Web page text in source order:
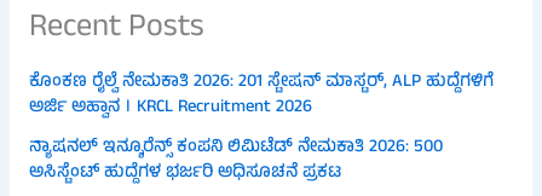
Recent Posts
ಕೊಂಕಣ ರೈಲ್ವೆ ನೇಮಕಾತಿ 2026: 201 ಸ್ಟೇಷನ್ ಮಾಸ್ಟರ್, ALP ಹುದ್ದೆಗಳಿಗೆ
ಅರ್ಜಿ ಅಹ್ವಾನ । KRCL Recruitment 2026
ನ್ಯಾಷನಲ್ ಇನ್ಶೂರೆನ್ಸ್ ಕಂಪನಿ ಲಿಮಿಟೆಡ್ ನೇಮಕಾತಿ 2026: 500
ಅಸಿಸ್ಟೆಂಟ್ ಹುದ್ದೆಗಳ ಭರ್ಜರಿ ಅಧಿಸೂಚನೆ ಪ್ರಕಟ